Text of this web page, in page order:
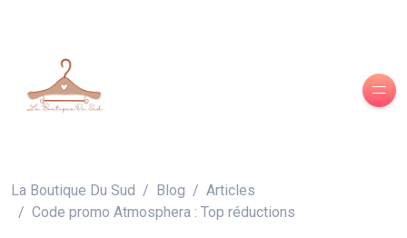
La Boutique Du Sud Blog
Articles
Code promo Atmosphera : Top réductions